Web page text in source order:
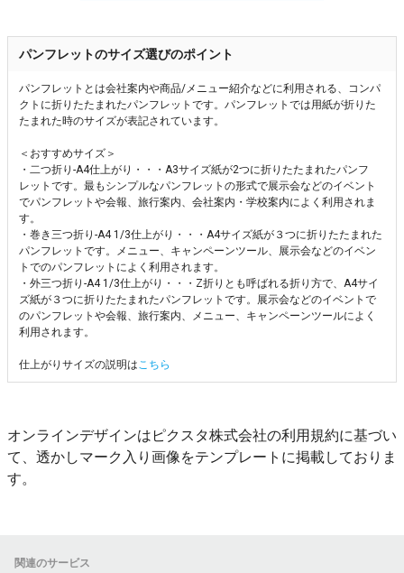
パンフレットのサイズ選びのポイント
パンフレットとは会社案内や商品/メニュー紹介などに利用される、コンパ
クトに折りたたまれたパンフレットです。パンフレットでは用紙が折りた
たまれた時のサイズが表記されています。
＜おすすめサイズ＞
・二つ折り-A4仕上がり・・・A3サイズ紙が2つに折りたたまれたパンフ
レットです。最もシンプルなパンフレットの形式で展示会などのイベント
でパンフレットや会報、旅行案内、会社案内・学校案内によく利用されま
す。
・巻き三つ折り-A4 1/3仕上がり・・・A4サイズ紙が３つに折りたたまれた
パンフレットです。メニュー、キャンペーンツール、展示会などのイベン
トでのパンフレットによく利用されます。
・外三つ折り-A4 1/3仕上がり・・・Z折りとも呼ばれる折り方で、A4サイ
ズ紙が３つに折りたたまれたパンフレットです。展示会などのイベントで
のパンフレットや会報、旅行案内、メニュー、キャンペーンツールによく
利用されます。
仕上がりサイズの説明は こちら
オンラインデザインはピクスタ株式会社の利用規約に基づい
て、透かしマーク入り画像をテンプレートに掲載しておりま
す。
関連のサービス